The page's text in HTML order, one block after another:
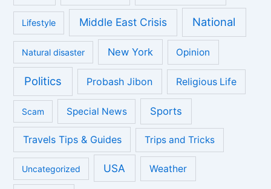
Lifestyle Middle East Crisis National
Natural disaster New York Opinion
Politics Probash Jibon Religious Life
Scam Special News Sports
Travels Tips & Guides Trips and Tricks
Uncategorized USA Weather